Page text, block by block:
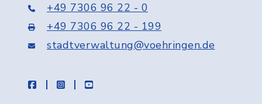
+49 7306 96 22 - 0
+49 7306 96 22 - 199
stadtverwaltung@voehringen.de
facebookinstagramyoutube